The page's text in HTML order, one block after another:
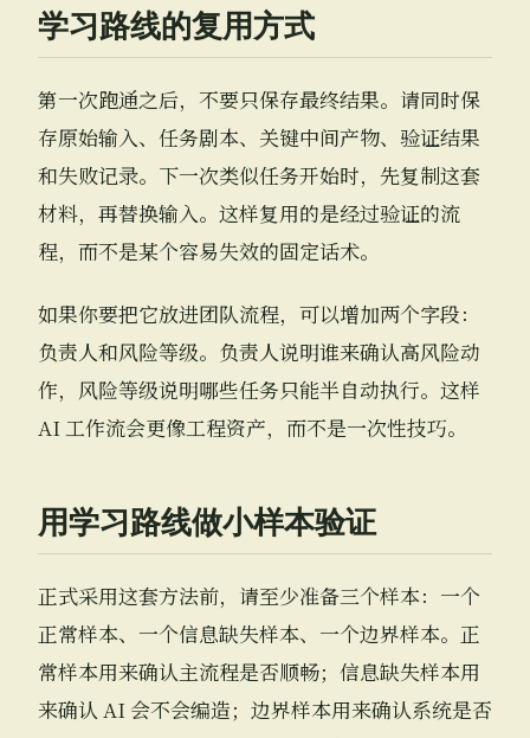
学习路线的复用方式
第一次跑通之后，不要只保存最终结果。请同时保
存原始输入、任务剧本、关键中间产物、验证结果
和失败记录。下一次类似任务开始时，先复制这套
材料，再替换输入。这样复用的是经过验证的流
程，而不是某个容易失效的固定话术。
如果你要把它放进团队流程，可以增加两个字段：
负责人和风险等级。负责人说明谁来确认高风险动
作，风险等级说明哪些任务只能半自动执行。这样
AI 工作流会更像工程资产，而不是一次性技巧。
用学习路线做小样本验证
正式采用这套方法前，请至少准备三个样本：一个
正常样本、一个信息缺失样本、一个边界样本。正
常样本用来确认主流程是否顺畅；信息缺失样本用
来确认 AI 会不会编造；边界样本用来确认系统是否